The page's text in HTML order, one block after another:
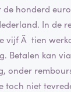
honderd
In de
vijf Ã tien
Betalen kan
onder
toch niet